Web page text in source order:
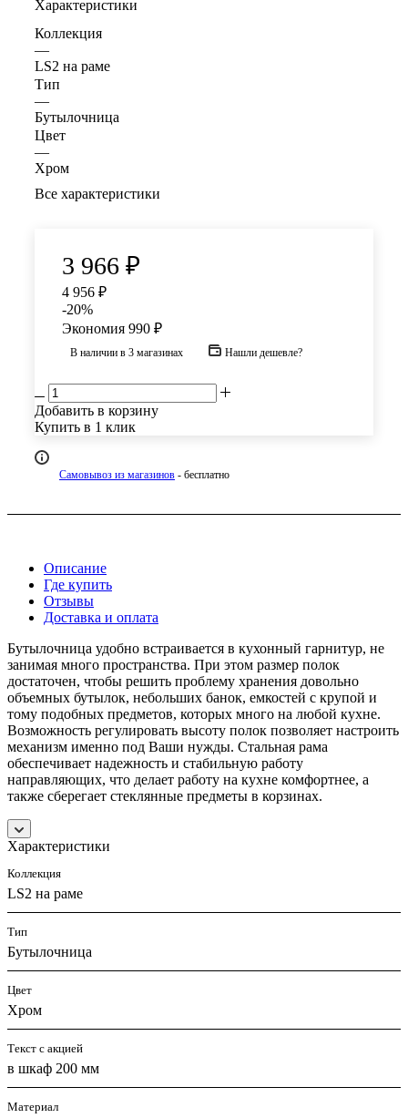
Характеристики
Коллекция
—
LS2 на раме
Тип
—
Бутылочница
Цвет
—
Хром
Все характеристики
3 966 ₽
4 956 ₽
-20%
Экономия 990 ₽
В наличии в 3 магазинах Нашли дешевле?
Добавить в корзину
Купить в 1 клик
Самовывоз из магазинов - бесплатно
Описание
Где купить
Отзывы
Доставка и оплата
Бутылочница удобно встраивается в кухонный гарнитур, не
занимая много пространства. При этом размер полок
достаточен, чтобы решить проблему хранения довольно
объемных бутылок, небольших банок, емкостей с крупой и
тому подобных предметов, которых много на любой кухне.
Возможность регулировать высоту полок позволяет настроить
механизм именно под Ваши нужды. Стальная рама
обеспечивает надежность и стабильную работу
направляющих, что делает работу на кухне комфортнее, а
также сберегает стеклянные предметы в корзинах.
Характеристики
Коллекция
LS2 на раме
Тип
Бутылочница
Цвет
Хром
Текст с акцией
в шкаф 200 мм
Материал